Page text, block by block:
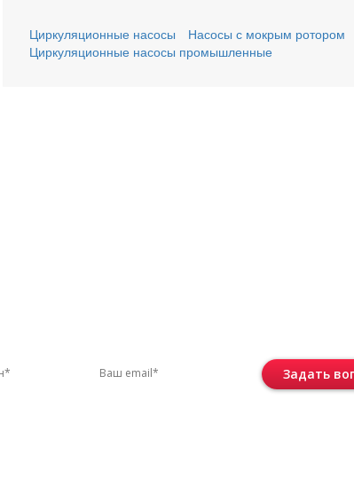
Циркуляционные насосы Насосы с мокрым ротором
Циркуляционные насосы промышленные
Задать